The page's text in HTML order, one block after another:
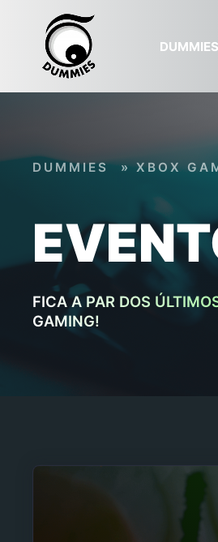
Skip to main content
DUMMIES
FICA A PAR DOS
GAMING!
DUMMIES » XBOX